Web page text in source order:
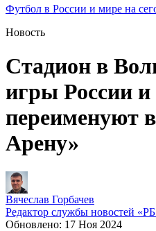
Футбол в России и мире на
Новость
Стадион в
игры России
переименуют
Арену»
Вячеслав Горбачев
Редактор службы новостей
Обновлено: 17 Ноя 2024